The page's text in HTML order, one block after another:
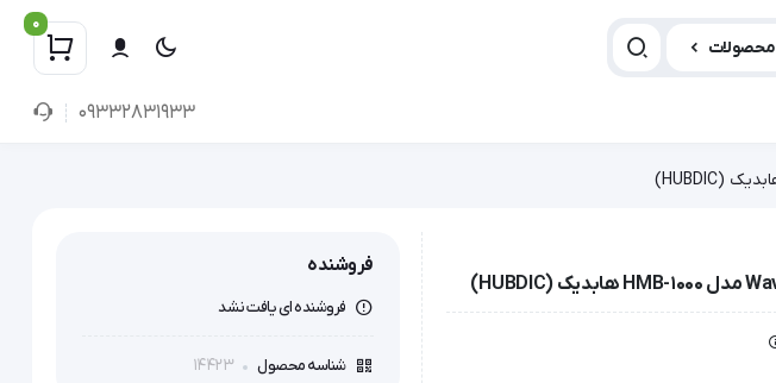
محصولات
0
09332831933
فروشنده
فروشنده ای یافت نشد
شناسه محصول 14423